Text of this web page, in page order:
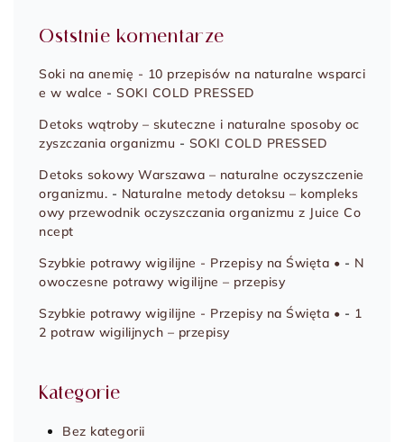
Oststnie komentarze
Soki na anemię - 10 przepisów na naturalne wsparci
e w walce - SOKI COLD PRESSED
Detoks wątroby – skuteczne i naturalne sposoby oc
zyszczania organizmu - SOKI COLD PRESSED
Detoks sokowy Warszawa – naturalne oczyszczenie
organizmu. - Naturalne metody detoksu – kompleks
owy przewodnik oczyszczania organizmu z Juice Co
ncept
Szybkie potrawy wigilijne - Przepisy na Święta • - N
owoczesne potrawy wigilijne – przepisy
Szybkie potrawy wigilijne - Przepisy na Święta • - 1
2 potraw wigilijnych – przepisy
Kategorie
Bez kategorii